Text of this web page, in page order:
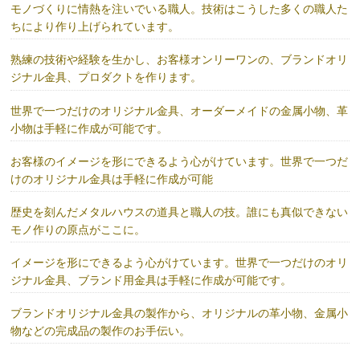
モノづくりに情熱を注いでいる職人。技術はこうした多くの職人た
ちにより作り上げられています。
熟練の技術や経験を生かし、お客様オンリーワンの、ブランドオリ
ジナル金具、プロダクトを作ります。
世界で一つだけのオリジナル金具、オーダーメイドの金属小物、革
小物は手軽に作成が可能です。
お客様のイメージを形にできるよう心がけています。世界で一つだ
けのオリジナル金具は手軽に作成が可能
歴史を刻んだメタルハウスの道具と職人の技。誰にも真似できない
モノ作りの原点がここに。
イメージを形にできるよう心がけています。世界で一つだけのオリ
ジナル金具、ブランド用金具は手軽に作成が可能です。
ブランドオリジナル金具の製作から、オリジナルの革小物、金属小
物などの完成品の製作のお手伝い。